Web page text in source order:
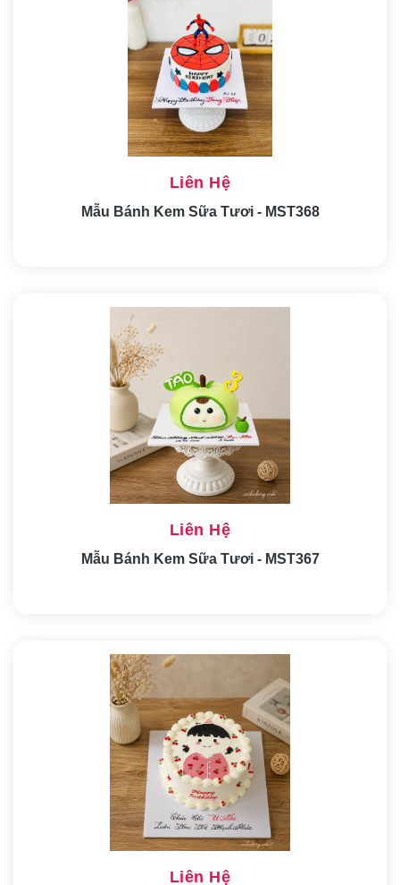
Liên Hệ
Mẫu Bánh Kem Sữa Tươi - MST368
Liên Hệ
Mẫu Bánh Kem Sữa Tươi - MST367
Liên Hệ